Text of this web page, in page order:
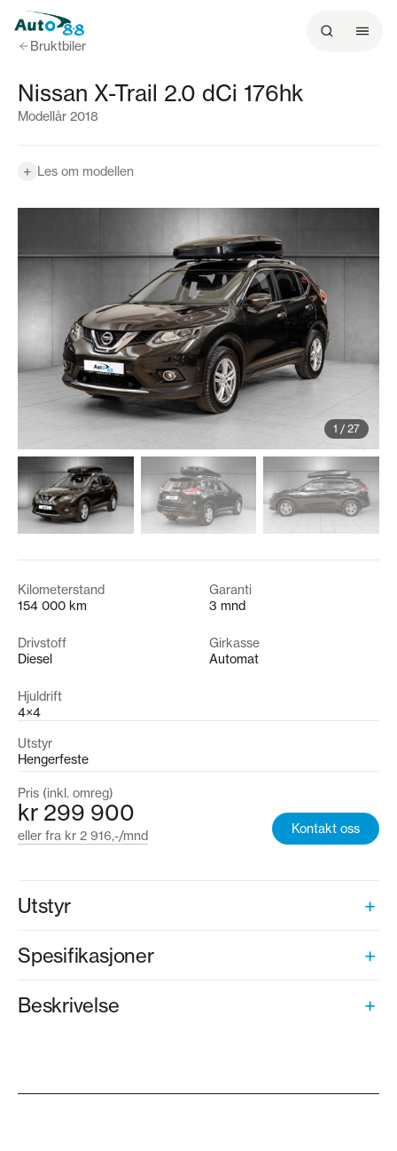
Bruktbiler
1 / 27
Nissan X-Trail 2.0 dCi 176hk
Modellår 2018
+ Les om modellen
Kilometerstand
154 000 km
Garanti
3 mnd
Drivstoff
Diesel
Girkasse
Automat
Hjuldrift
4×4
Utstyr
Hengerfeste
Pris (inkl. omreg)
kr 299 900
eller fra kr 2 916,-/mnd Kontakt oss
Utstyr
Spesifikasjoner
Beskrivelse